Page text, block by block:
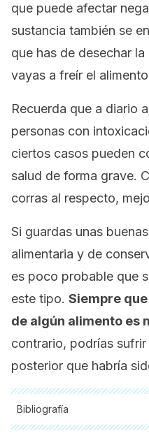
que puede afectar
sustancia también se
que has de desechar
vayas a freír el
Recuerda que a diario
personas con
ciertos casos pueden
salud de forma grave.
corras al respecto,
Si guardas unas
alimentaria y de
es poco probable que
este tipo. Siempre
de algún alimento es
contrario, podrías
posterior que habría
Bibliografía
Todas las fuentes citadas